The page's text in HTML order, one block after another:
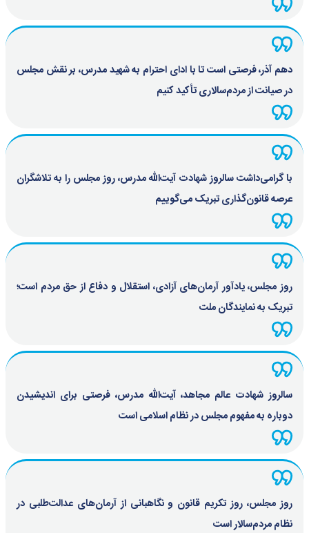
دهم آذر، فرصتی است تا با ادای احترام به شهید مدرس، بر نقش مجلس
در صیانت از مردم‌سالاری تأکید کنیم
با گرامی‌داشت سالروز شهادت آیت‌الله مدرس، روز مجلس را به تلاشگران
عرصه قانون‌گذاری تبریک می‌گوییم
روز مجلس، یادآور آرمان‌های آزادی، استقلال و دفاع از حق مردم است؛
تبریک به نمایندگان ملت
سالروز شهادت عالم مجاهد، آیت‌الله مدرس، فرصتی برای اندیشیدن
دوباره به مفهوم مجلس در نظام اسلامی است
روز مجلس، روز تکریم قانون و نگاهبانی از آرمان‌های عدالت‌طلبی در
نظام مردم‌سالار است